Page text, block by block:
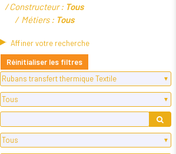
Constructeur : Tous
Métiers : Tous
Affiner votre recherche
Réinitialiser les filtres